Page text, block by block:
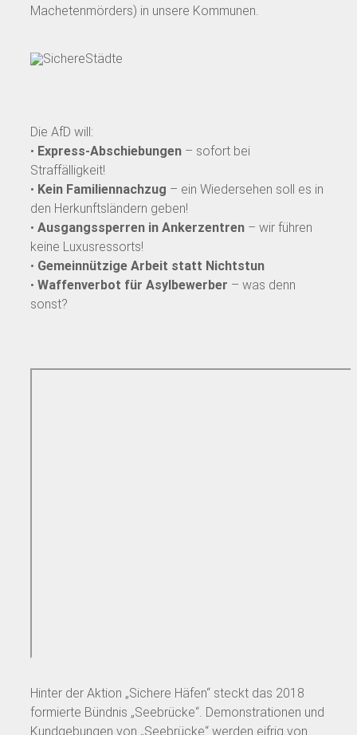
Machetenmörders) in unsere Kommunen.
Die AfD will:
• Express-Abschiebungen – sofort bei
Straffälligkeit!
• Kein Familiennachzug – ein Wiedersehen soll es in
den Herkunftsländern geben!
• Ausgangssperren in Ankerzentren – wir führen
keine Luxusressorts!
• Gemeinnützige Arbeit statt Nichtstun
• Waffenverbot für Asylbewerber – was denn
sonst?
Hinter der Aktion „Sichere Häfen“ steckt das 2018
formierte Bündnis „Seebrücke“. Demonstrationen und
Kundgebungen von „Seebrücke“ werden eifrig von